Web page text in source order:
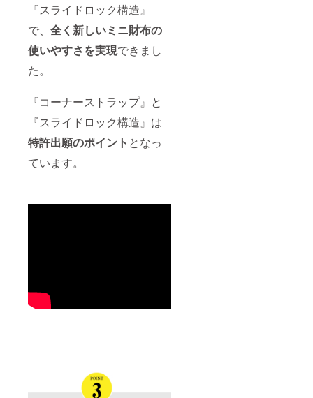
『スライドロック構造』
で、 全く新しいミニ財布の
使いやすさを実現できまし
た。
『コーナーストラップ』と
『スライドロック構造』は
特許出願のポイント となっ
ています。